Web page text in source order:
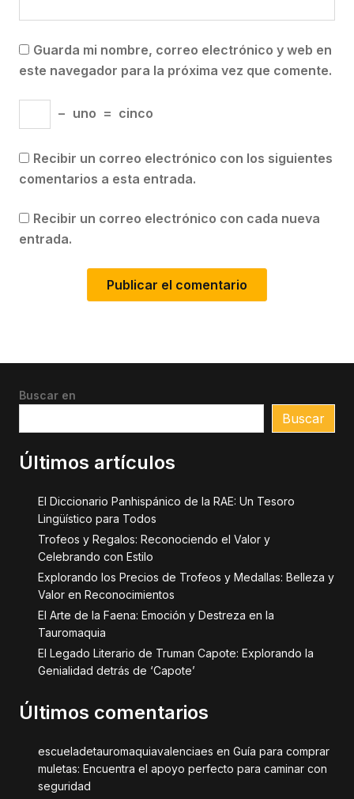
Guarda mi nombre, correo electrónico y web en
este navegador para la próxima vez que comente.
− uno = cinco
Recibir un correo electrónico con los siguientes
comentarios a esta entrada.
Recibir un correo electrónico con cada nueva
entrada.
Buscar en
Buscar
Últimos artículos
El Diccionario Panhispánico de la RAE: Un Tesoro
Lingüístico para Todos
Trofeos y Regalos: Reconociendo el Valor y
Celebrando con Estilo
Explorando los Precios de Trofeos y Medallas: Belleza y
Valor en Reconocimientos
El Arte de la Faena: Emoción y Destreza en la
Tauromaquia
El Legado Literario de Truman Capote: Explorando la
Genialidad detrás de ‘Capote’
Últimos comentarios
escueladetauromaquiavalenciaes en Guía para comprar
muletas: Encuentra el apoyo perfecto para caminar con
seguridad